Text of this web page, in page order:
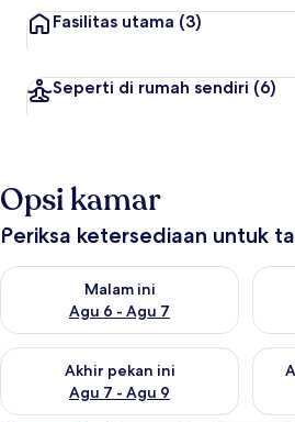
Fasilitas utama (3)
Seperti di rumah sendiri (6)
Opsi kamar
Periksa ketersediaan untuk
Malam ini
Agu 6 - Agu 7
Periksa ketersediaan untuk malam ini
Akhir pekan ini
Agu 7 - Agu 9
Periksa ketersediaan untuk akhir